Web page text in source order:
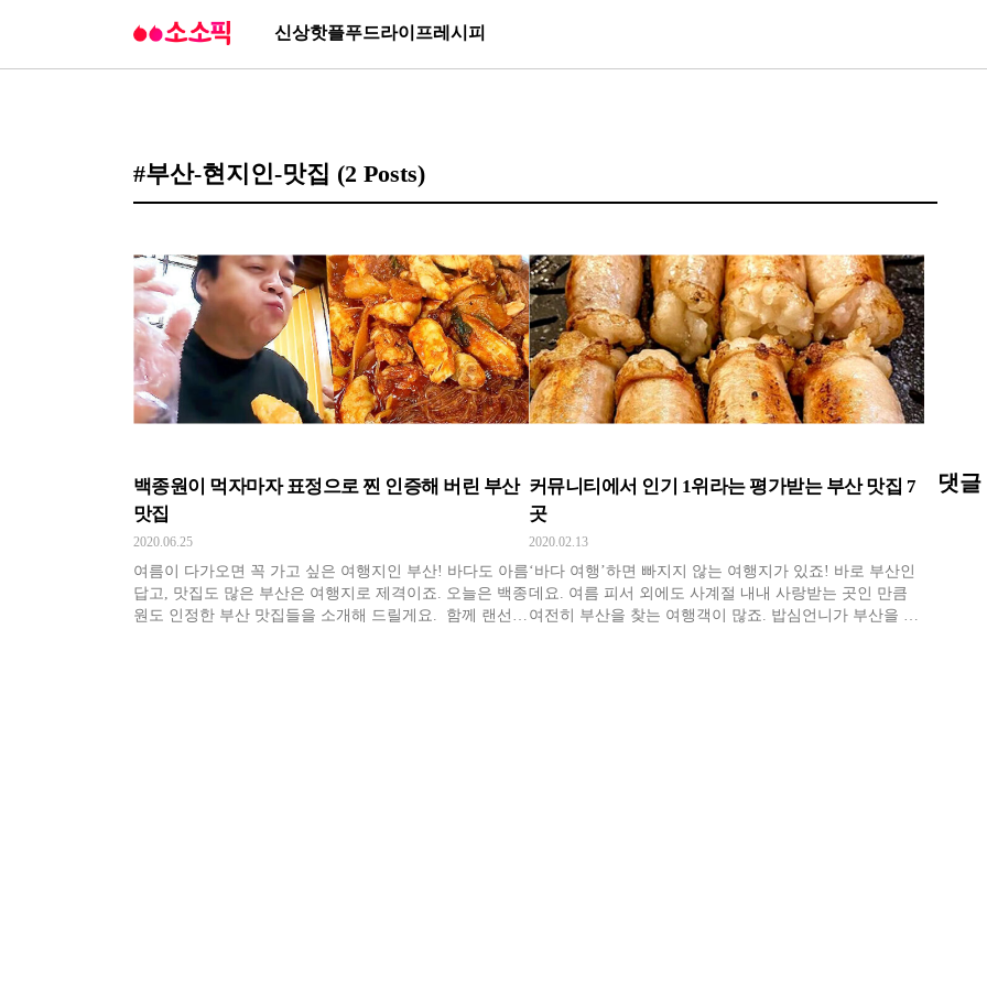
신상핫플푸드라이프레시피
#부산-현지인-맛집 (2 Posts)
백종원이 먹자마자 표정으로 찐 인증해 버린 부산
맛집
2020.06.25
여름이 다가오면 꼭 가고 싶은 여행지인 부산! 바다도 아름
답고, 맛집도 많은 부산은 여행지로 제격이죠. 오늘은 백종
원도 인정한 부산 맛집들을 소개해 드릴게요. 함께 랜선
커뮤니티에서 인기 1위라는 평가받는 부산 맛집 7
곳
2020.02.13
‘바다 여행’하면 빠지지 않는 여행지가 있죠! 바로 부산인
데요. 여름 피서 외에도 사계절 내내 사랑받는 곳인 만큼
여전히 부산을 찾는 여행객이 많죠. 밥심언니가 부산을 여
댓